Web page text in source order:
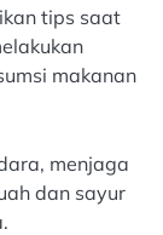
tips saat
makanan
menjaga
dan sayur